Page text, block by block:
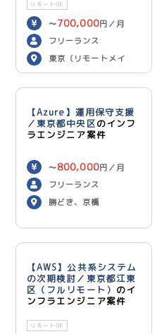
リモートOK
〜700,000円／月
フリーランス
東京（リモートメイ
ン）
【Azure】運用保守支援
／東京都中央区のインフ
ラエンジニア案件
〜800,000円／月
フリーランス
勝どき、京橋
【AWS】公共系システム
の次期検討／東京都江東
区（フルリモート） のイ
ンフラエンジニア案件
リモートOK